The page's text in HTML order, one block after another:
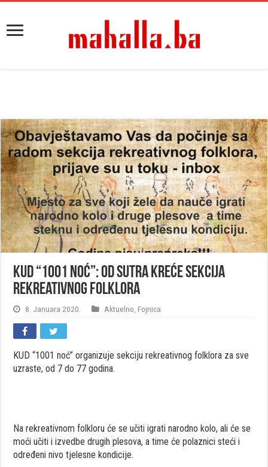
KUD “1001 noć”: Od sutra kreće sekcija
rekreativnog folklora
8. Januara 2020. Aktuelno Fojnica
KUD “1001 noć” organizuje sekciju rekreativnog folklora za sve
uzraste, od 7 do 77 godina.
Na rekreativnom folkloru će se učiti igrati narodno kolo, ali će se
moći učiti i izvedbe drugih plesova, a time će polaznici steći i
određeni nivo tjelesne kondicije.